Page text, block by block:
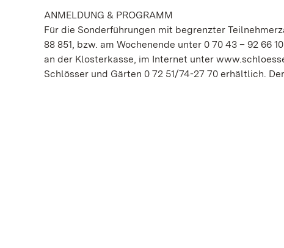
ANMELDUNG & PROGRAMM
Für die Sonderführungen mit begrenzter
88 851, bzw. am Wochenende unter 0 70 43 – 92 66
an der Klosterkasse, im Internet unter
Schlösser und Gärten 0 72 51/74-27 70 erhältlich.